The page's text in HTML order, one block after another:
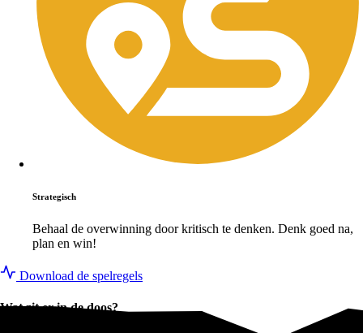
Strategisch
Behaal de overwinning door kritisch te denken. Denk goed na,
plan en win!
Download de spelregels
Wat zit er in de doos?